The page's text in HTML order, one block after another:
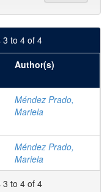
3 to 4 of 4
Author(s)
Méndez Prado,
Mariela
Méndez Prado,
Mariela
3 to 4 of 4